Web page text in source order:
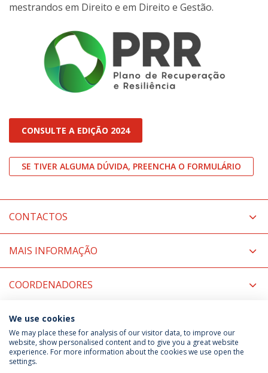
mestrandos em Direito e em Direito e Gestão.
CONSULTE A EDIÇÃO 2024
SE TIVER ALGUMA DÚVIDA, PREENCHA O FORMULÁRIO
CONTACTOS
MAIS INFORMAÇÃO
COORDENADORES
NOTÍCIAS RELACIONADAS
Política de Privacidade
Termos & Condições
We use cookies
We may place these for analysis of our visitor data, to improve our
website, show personalised content and to give you a great website
experience. For more information about the cookies we use open the
settings.